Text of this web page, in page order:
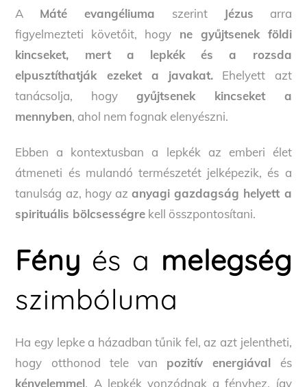
A Máté evangéliuma szerint Jézus arra
figyelmezteti követőit, hogy ne gyűjtsenek földi
kincseket, mert a lepkék és a rozsda
elpusztíthatják ezeket a javakat. Ehelyett azt
tanácsolja, hogy gyűjtsenek kincseket a
mennyben, ahol nem fognak elenyészni.
Ebben a kontextusban a lepkék az emberi élet
átmeneti és mulandó természetét jelképezik, és a
tanulság az, hogy azanyagi gazdagság helyett a
spirituális bölcsességre kell összpontosítani.
Fény és a melegség
szimbóluma
Ha egy lepke a házadban tűnik fel, az azt jelentheti,
hogy otthonod tele van pozitív energiával és
kényelemmel. A lepkék vonzódnak a fényhez, így